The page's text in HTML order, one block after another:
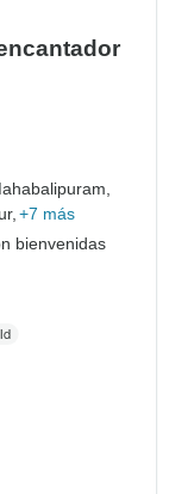
+7 más
bienvenidas